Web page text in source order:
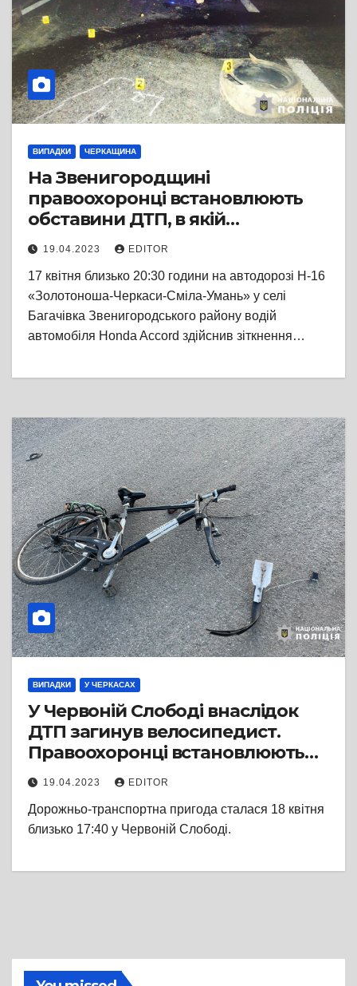
ВИПАДКИ ЧЕРКАЩИНА
На Звенигородщині
правоохоронці встановлюють
обставини ДТП, в якій
травмувалася пасажирка
19.04.2023 EDITOR
17 квітня близько 20:30 години на автодорозі Н-16
«Золотоноша-Черкаси-Сміла-Умань» у селі
Багачівка Звенигородського району водій
автомобіля Honda Accord здійснив зіткнення…
ВИПАДКИ У ЧЕРКАСАХ
У Червоній Слободі внаслідок
ДТП загинув велосипедист.
Правоохоронці встановлюють
обставини
19.04.2023 EDITOR
Дорожньо-транспортна пригода сталася 18 квітня
близько 17:40 у Червоній Слободі.